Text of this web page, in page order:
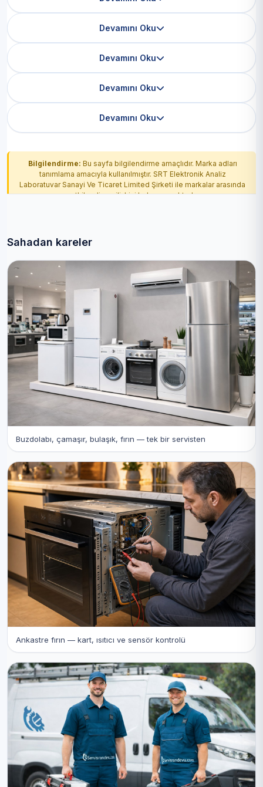
Devamını Oku
Devamını Oku
Devamını Oku
Devamını Oku
Bilgilendirme: Bu sayfa bilgilendirme amaçlıdır. Marka adları
tanımlama amacıyla kullanılmıştır. SRT Elektronik Analiz
Laboratuvar Sanayi Ve Ticaret Limited Şirketi ile markalar arasında
yetkilendirme ilişkisi bulunmamaktadır.
Sahadan kareler
Buzdolabı, çamaşır, bulaşık, fırın — tek bir servisten
Ankastre fırın — kart, ısıtıcı ve sensör kontrolü